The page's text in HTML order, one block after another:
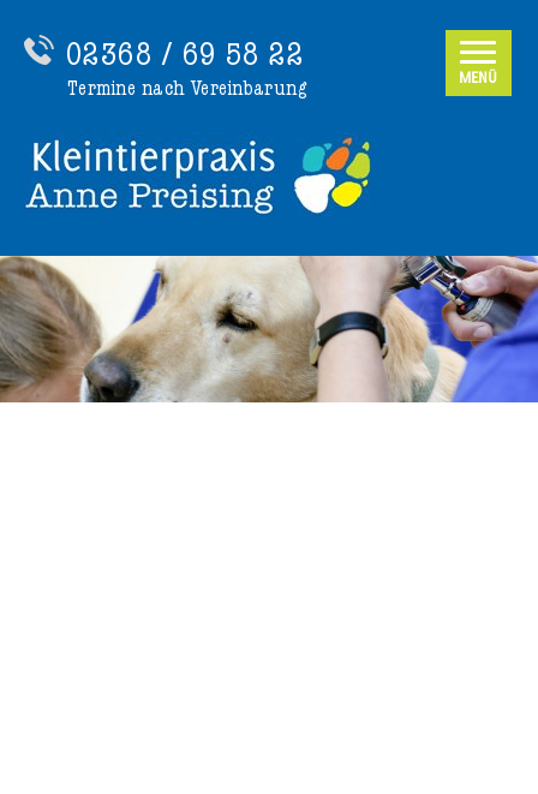
02368 / 69 58 22
Termine nach Vereinbarung
MENÜ